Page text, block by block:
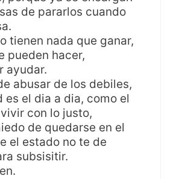
de pararlos cuando
tienen nada que ganar,
pueden hacer,
ayudar.
abusar de los debiles,
es el dia a dia, como el
con lo justo,
de quedarse en el
el estado no te de
subsisitir.